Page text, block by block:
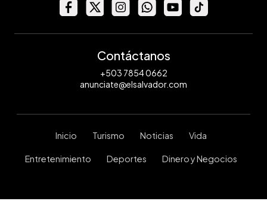
Contáctanos
+503 7854 0662
anunciate@elsalvador.com
Inicio Turismo Noticias Vida
Entretenimiento Deportes Dinero y Negocios